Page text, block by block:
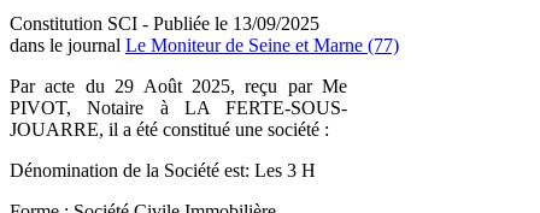
Constitution SCI - Publiée le 13/09/2025
dans le journal Le Moniteur de Seine et Marne (77)
Par acte du 29 Août 2025, reçu par Me
PIVOT, Notaire à LA FERTE-SOUS-
JOUARRE, il a été constitué une société :
Dénomination de la Société est: Les 3 H